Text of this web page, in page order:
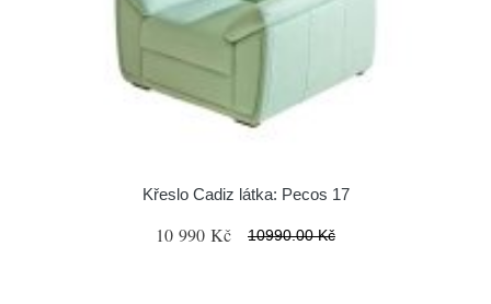
Křeslo Cadiz látka: Pecos 17
10 990 Kč 10990.00 Kč